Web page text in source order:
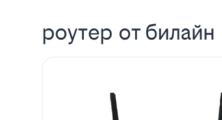
роутер от билайн